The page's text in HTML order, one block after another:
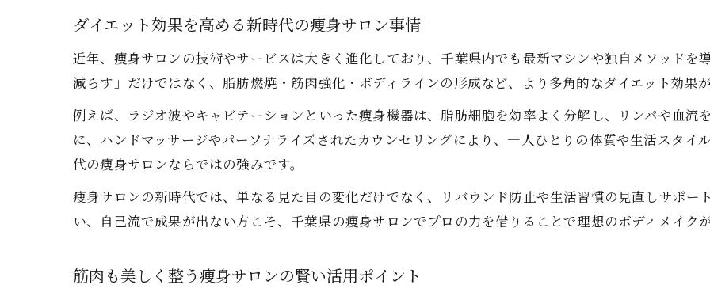
ダイエット効果を高める新時代の痩身サロン事情
近年、痩身サロンの技術やサービスは大きく進化しており、千葉県内でも最新マシンや独自メソッドを
減らす」だけではなく、脂肪燃焼・筋肉強化・ボディラインの形成など、より多角的なダイエット効果
例えば、ラジオ波やキャビテーションといった痩身機器は、脂肪細胞を効率よく分解し、リンパや血流
に、ハンドマッサージやパーソナライズされたカウンセリングにより、一人ひとりの体質や生活スタイ
代の痩身サロンならではの強みです。
痩身サロンの新時代では、単なる見た目の変化だけでなく、リバウンド防止や生活習慣の見直しサポー
い、自己流で成果が出ない方こそ、千葉県の痩身サロンでプロの力を借りることで理想のボディメイク
筋肉も美しく整う痩身サロンの賢い活用ポイント